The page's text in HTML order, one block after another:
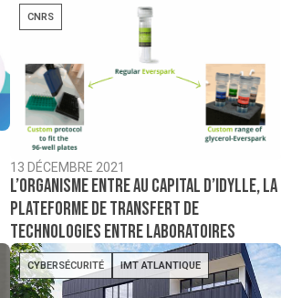
CNRS
13 DÉCEMBRE 2021
L’organisme entre au capital d’Idylle, la
plateforme de transfert de
technologies entre laboratoires
CYBERSÉCURITÉ IMT ATLANTIQUE